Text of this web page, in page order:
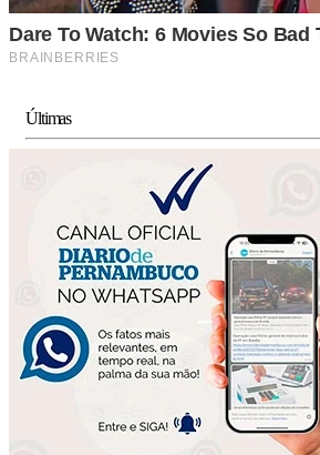
Últimas